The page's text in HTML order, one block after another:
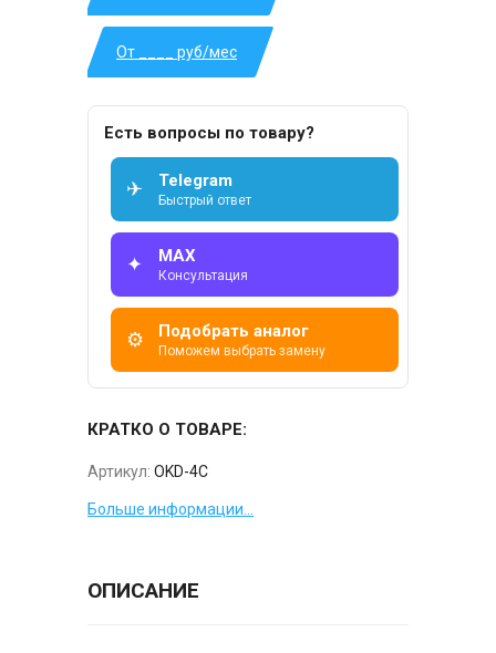
От ____ руб/мес
Есть вопросы по товару?
✈ Telegram
Быстрый ответ
✦ MAX
Консультация
⚙ Подобрать аналог
Поможем выбрать замену
КРАТКО О ТОВАРЕ:
Артикул: OKD-4C
Больше информации...
ОПИСАНИЕ